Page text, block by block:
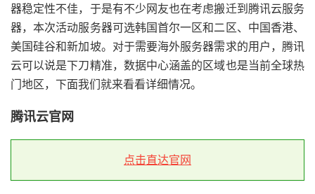
器稳定性不佳，于是有不少网友也在考虑搬迁到腾讯云服务
器，本次活动服务器可选韩国首尔一区和二区、中国香港、
美国硅谷和新加坡。对于需要海外服务器需求的用户，腾讯
云可以说是下刀精准，数据中心涵盖的区域也是当前全球热
门地区，下面我们就来看看详细情况。
腾讯云官网
点击直达官网